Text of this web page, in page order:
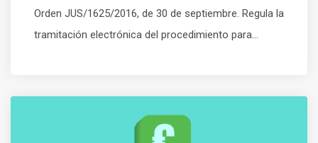
Orden JUS/1625/2016, de 30 de septiembre. Regula la
tramitación electrónica del procedimiento para...